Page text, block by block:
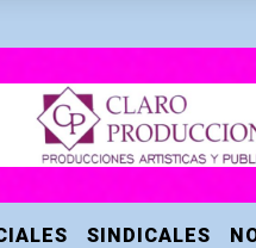
SINDICALES